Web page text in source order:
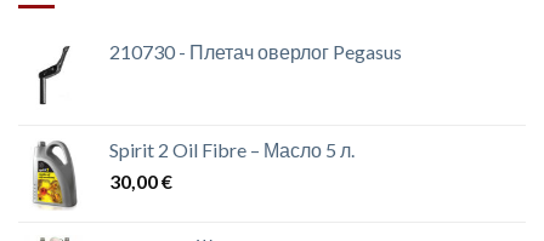
210730 - Плетач оверлог Pegasus
Spirit 2 Oil Fibre – Масло 5 л.
30,00€